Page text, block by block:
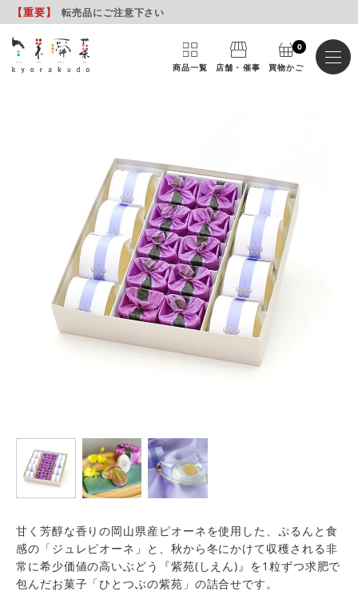
【重要】 転売品にご注意下さい
商品一覧 店舗・催事 買物かご
0
甘く芳醇な香りの岡山県産ピオーネを使用した、ぷるんと食
感の「ジュレピオーネ」と、秋から冬にかけて収穫される非
常に希少価値の高いぶどう『紫苑(しえん)』を1粒ずつ求肥で
包んだお菓子「ひとつぶの紫苑」の詰合せです。